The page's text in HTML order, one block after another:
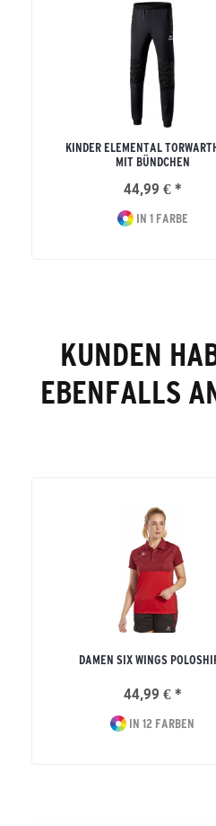
KINDER ELEMENTAL
MIT BÜNDCHEN
44,99 € *
IN 1 FARBE
KUNDEN
EBENFALLS
DAMEN SIX WINGS
44,99 € *
IN 12 FARBEN